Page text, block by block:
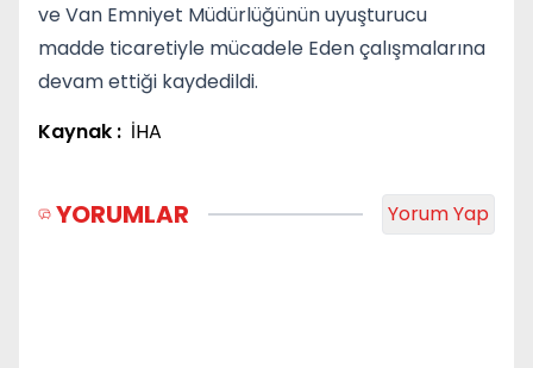
ve Van Emniyet Müdürlüğünün uyuşturucu
madde ticaretiyle mücadele Eden çalışmalarına
devam ettiği kaydedildi.
Kaynak : İHA
YORUMLAR Yorum Yap